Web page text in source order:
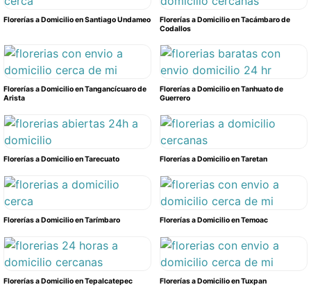
Florerías a Domicilio en Santiago Undameo
Florerías a Domicilio en Tacámbaro de
Codallos
Florerías a Domicilio en Tangancícuaro de
Arista
Florerías a Domicilio en Tanhuato de
Guerrero
Florerías a Domicilio en Tarecuato Florerías a Domicilio en Taretan
Florerías a Domicilio en Tarímbaro Florerías a Domicilio en Temoac
Florerías a Domicilio en Tepalcatepec Florerías a Domicilio en Tuxpan